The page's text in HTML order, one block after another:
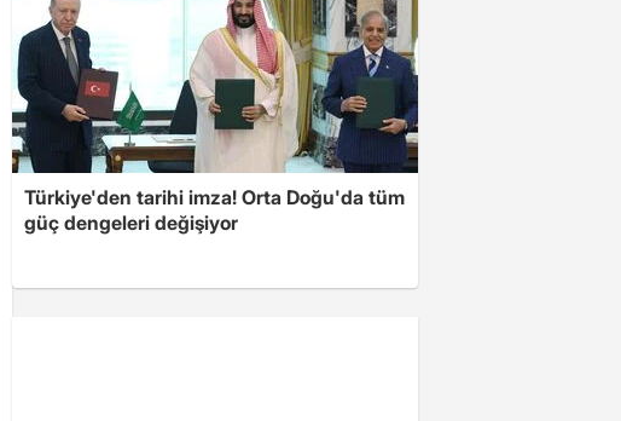
Türkiye'den tarihi imza! Orta Doğu'da tüm
güç dengeleri değişiyor